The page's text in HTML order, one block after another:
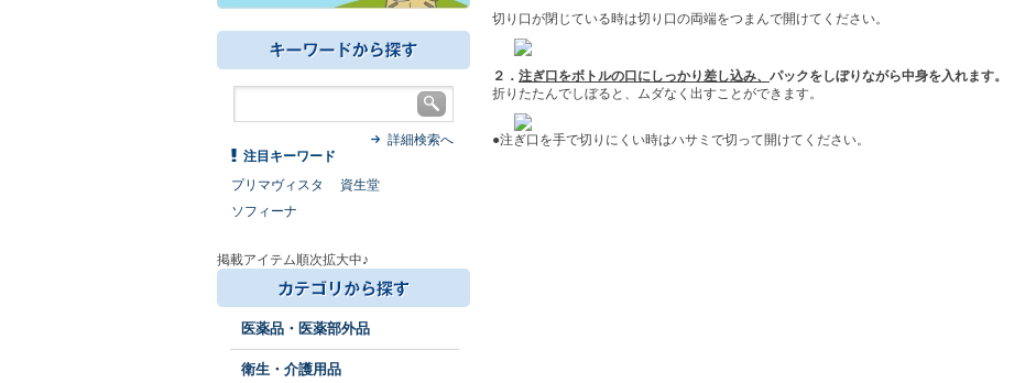
切り口が閉じている時は切り口の両端をつまんで開けてください。
２． 注ぎ口をボトルの口にしっかり差し込み、 パックをしぼりながら中身を入れます。
折りたたんでしぼると、ムダなく出すことができます。
●注ぎ口を手で切りにくい時はハサミで切って開けてください。
詳細検索へ
注目キーワード
プリマヴィスタ
資生堂
ソフィーナ
掲載アイテム順次拡大中♪
医薬品・医薬部外品
衛生・介護用品